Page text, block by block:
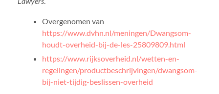
Overgenomen van
https://www.dvhn.nl/meningen/Dwangsom-
houdt-overheid-bij-de-les-25809809.html
https://www.rijksoverheid.nl/wetten-en-
regelingen/productbeschrijvingen/dwangsom-
bij-niet-tijdig-beslissen-overheid